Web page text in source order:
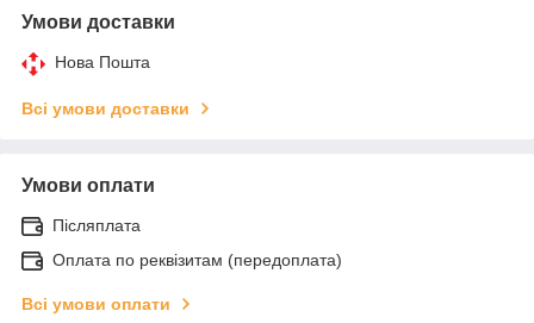
Умови доставки
Нова Пошта
Всі умови доставки
Умови оплати
Післяплата
Оплата по реквізитам (передоплата)
Всі умови оплати